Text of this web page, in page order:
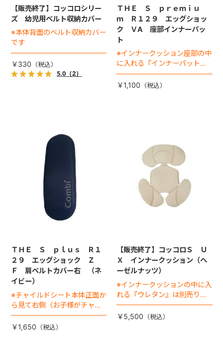
【販売終了】コッコロシリー
ズ 幼児用ベルト収納カバー
※本体背面のベルト収納カバー
です
￥330
5.0（2）
ＴＨＥ Ｓ ｐｒｅｍｉｕ
ｍ Ｒ１２９ エッグショッ
ク ＶA 座部インナーパッ
ト
※インナークッション座部の中
に入れる『インナーパット』
となります。
￥1,100
ＴＨＥ Ｓ ｐｌｕｓ Ｒ１
２９ エッグショック Ｚ
Ｆ 肩ベルトカバー右 （ネ
イビー）
※チャイルドシート本体正面か
ら見て右側（お子様がチャイ
ルドシートに座った状態で左
手側となります。)
￥1,650
【販売終了】コッコロＳ Ｕ
Ｘ インナークッション（ヘ
ーゼルナッツ）
※インナークッションの中に入
れる『ウレタン』は別売りで
す
￥5,500